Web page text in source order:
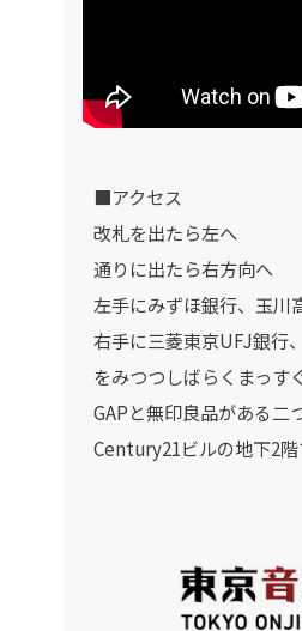
■アクセス
改札を出たら左へ
通りに出たら右方向へ
左手にみずほ銀行、玉川
右手に三菱東京UFJ銀行
をみつつしばらくまっす
GAPと無印良品がある二
Century21ビルの地下2